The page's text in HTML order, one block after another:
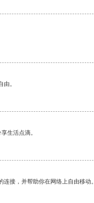
。
生活点滴。
接，并帮助你在网络上自由移动。